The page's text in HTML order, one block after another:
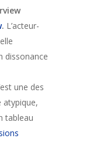
. L’acteur-
dissonance
une des
atypique,
tableau